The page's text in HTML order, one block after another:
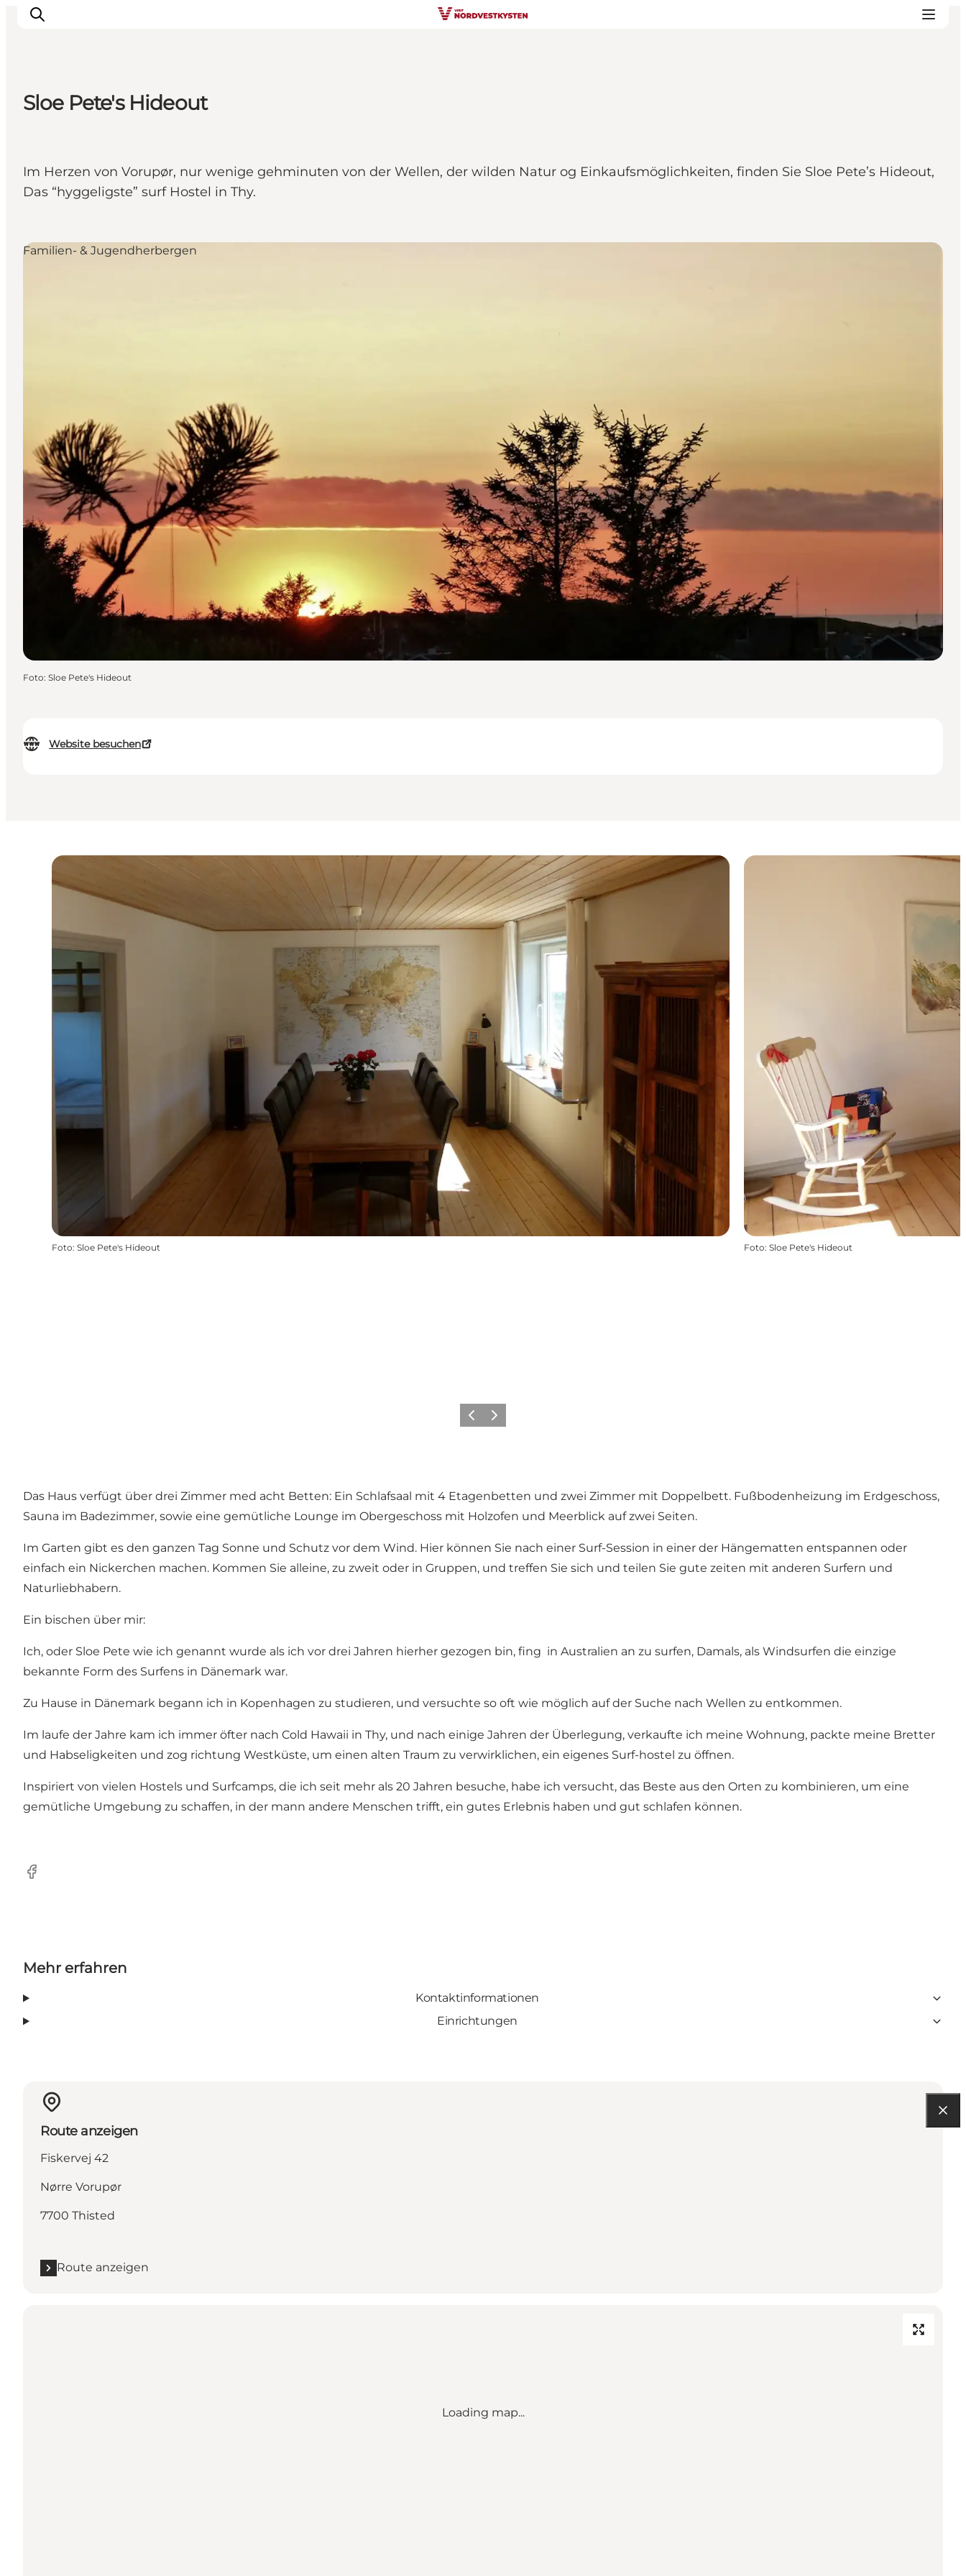
Events
Unterkunft
Mach deine Urlaubsplanung
Sloe Pete's Hideout
Im Herzen von Vorupør, nur wenige gehminuten von der Wellen, der wilden Natur og Einkaufsmöglichkeiten, finden Sie Sloe Pete’s Hideout,
Das “hyggeligste” surf Hostel in Thy.
Website besuchen
Familien- & Jugendherbergen
Foto: Sloe Pete's Hideout
Foto: Sloe Pete's Hideout Foto: Sloe Pete's Hideout
ZurückWeiter
Das Haus verfügt über drei Zimmer med acht Betten: Ein Schlafsaal mit 4 Etagenbetten und zwei Zimmer mit Doppelbett. Fußbodenheizung im Erdgeschoss,
Sauna im Badezimmer, sowie eine gemütliche Lounge im Obergeschoss mit Holzofen und Meerblick auf zwei Seiten.
Im Garten gibt es den ganzen Tag Sonne und Schutz vor dem Wind. Hier können Sie nach einer Surf-Session in einer der Hängematten entspannen oder
einfach ein Nickerchen machen. Kommen Sie alleine, zu zweit oder in Gruppen, und treffen Sie sich und teilen Sie gute zeiten mit anderen Surfern und
Naturliebhabern.
Ein bischen über mir:
Ich, oder Sloe Pete wie ich genannt wurde als ich vor drei Jahren hierher gezogen bin, fing in Australien an zu surfen, Damals, als Windsurfen die einzige
bekannte Form des Surfens in Dänemark war.
Zu Hause in Dänemark begann ich in Kopenhagen zu studieren, und versuchte so oft wie möglich auf der Suche nach Wellen zu entkommen.
Im laufe der Jahre kam ich immer öfter nach Cold Hawaii in Thy, und nach einige Jahren der Überlegung, verkaufte ich meine Wohnung, packte meine Bretter
und Habseligkeiten und zog richtung Westküste, um einen alten Traum zu verwirklichen, ein eigenes Surf-hostel zu öffnen.
Inspiriert von vielen Hostels und Surfcamps, die ich seit mehr als 20 Jahren besuche, habe ich versucht, das Beste aus den Orten zu kombinieren, um eine
gemütliche Umgebung zu schaffen, in der mann andere Menschen trifft, ein gutes Erlebnis haben und gut schlafen können.
Facebook
Mehr erfahren
Kontaktinformationen
Einrichtungen
Route anzeigen
Fiskervej 42
Nørre Vorupør
7700 Thisted
Route anzeigen
Loading map...